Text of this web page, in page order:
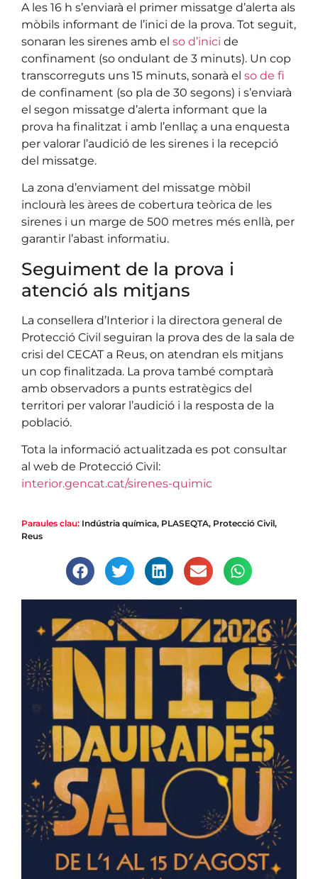
A les 16 h s’enviarà el primer missatge d’alerta als
mòbils informant de l’inici de la prova. Tot seguit,
sonaran les sirenes amb el so d’inici de
confinament (so ondulant de 3 minuts). Un cop
transcorreguts uns 15 minuts, sonarà el so de fi
de confinament (so pla de 30 segons) i s’enviarà
el segon missatge d’alerta informant que la
prova ha finalitzat i amb l’enllaç a una enquesta
per valorar l’audició de les sirenes i la recepció
del missatge.
La zona d’enviament del missatge mòbil
inclourà les àrees de cobertura teòrica de les
sirenes i un marge de 500 metres més enllà, per
garantir l’abast informatiu.
Seguiment de la prova i
atenció als mitjans
La consellera d’Interior i la directora general de
Protecció Civil seguiran la prova des de la sala de
crisi del CECAT a Reus, on atendran els mitjans
un cop finalitzada. La prova també comptarà
amb observadors a punts estratègics del
territori per valorar l’audició i la resposta de la
població.
Tota la informació actualitzada es pot consultar
al web de Protecció Civil:
interior.gencat.cat/sirenes-quimic
Paraules clau: Indústria química, PLASEQTA, Protecció Civil,
Reus